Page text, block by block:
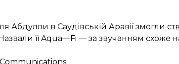
Абдулли в Саудівській Аравії змогли
її Aqua—Fi — за звучанням